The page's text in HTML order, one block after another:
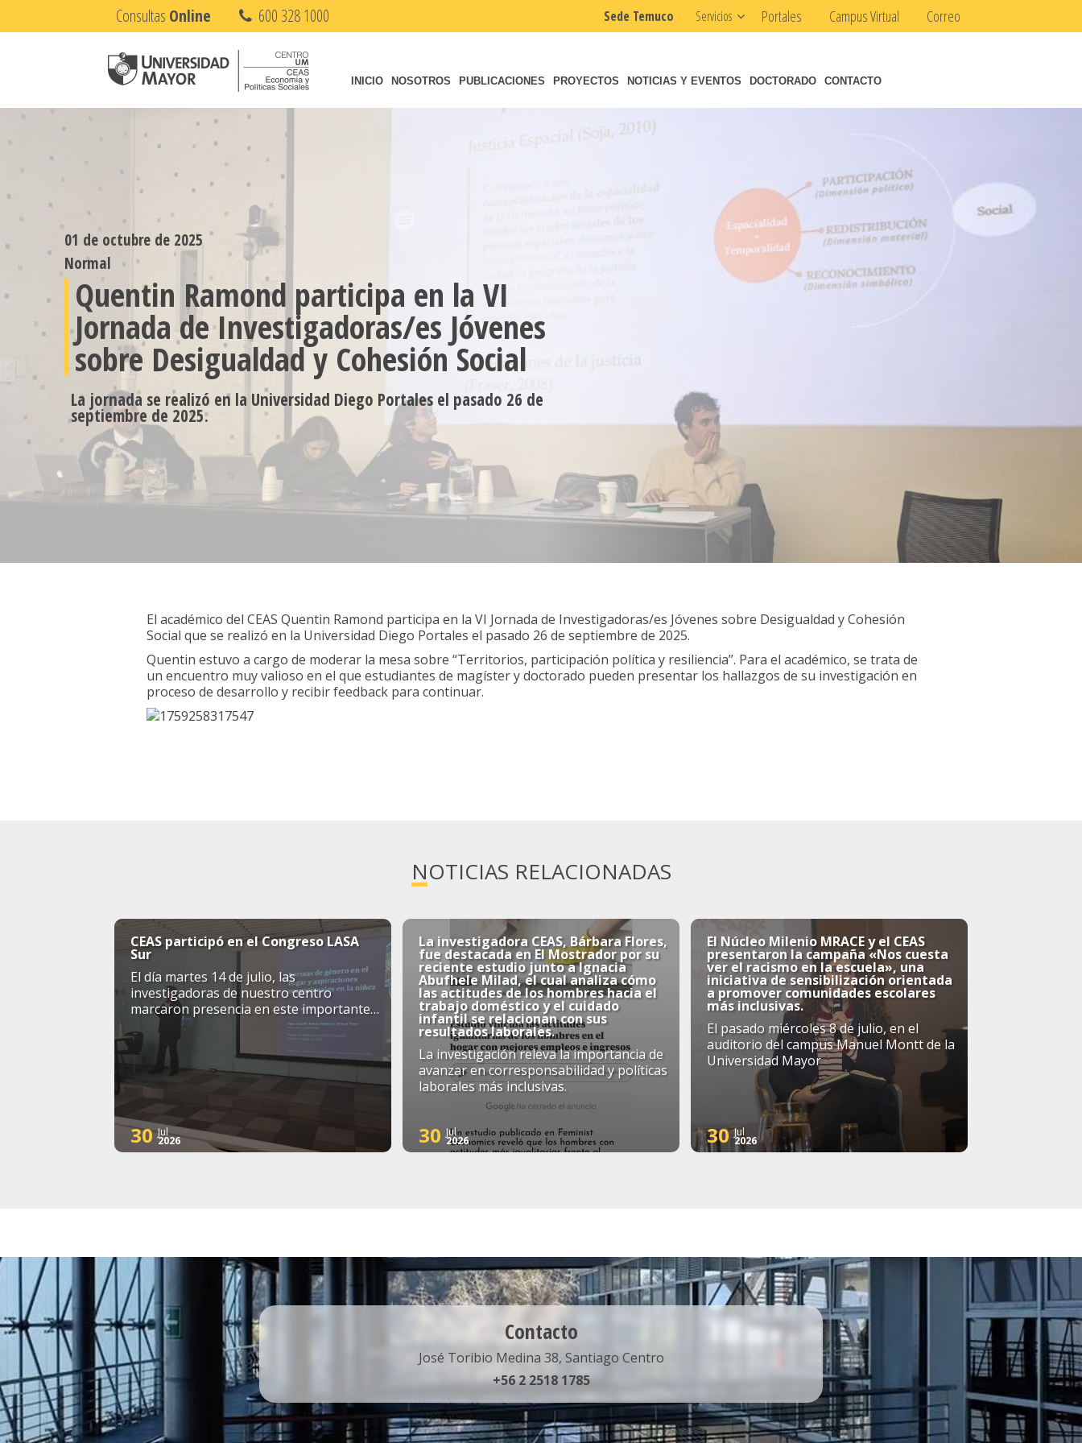
Consultas Online 600 328 1000 Sede Temuco Servicios Portales Campus Virtual Correo
INICIO NOSOTROS PUBLICACIONES PROYECTOS NOTICIAS Y EVENTOS DOCTORADO CONTACTO
01 de octubre de 2025
Normal
Quentin Ramond participa en la VI
Jornada de Investigadoras/es Jóvenes
sobre Desigualdad y Cohesión Social
La jornada se realizó en la Universidad Diego Portales el pasado 26 de
septiembre de 2025.
El académico del CEAS Quentin Ramond participa en la VI Jornada de Investigadoras/es Jóvenes sobre Desigualdad y Cohesión
Social que se realizó en la Universidad Diego Portales el pasado 26 de septiembre de 2025.
Quentin estuvo a cargo de moderar la mesa sobre “Territorios, participación política y resiliencia”. Para el académico, se trata de
un encuentro muy valioso en el que estudiantes de magíster y doctorado pueden presentar los hallazgos de su investigación en
proceso de desarrollo y recibir feedback para continuar.
NOTICIAS RELACIONADAS
CEAS participó en el Congreso LASA
Sur
El día martes 14 de julio, las
investigadoras de nuestro centro
marcaron presencia en este importante
simposio internacional
30 Jul
2026
La investigadora CEAS, Bárbara Flores,
fue destacada en El Mostrador por su
reciente estudio junto a Ignacia
Abufhele Milad, el cual analiza cómo
las actitudes de los hombres hacia el
trabajo doméstico y el cuidado
infantil se relacionan con sus
resultados laborales.
La investigación releva la importancia de
avanzar en corresponsabilidad y políticas
laborales más inclusivas.
30 Jul
2026
El Núcleo Milenio MRACE y el CEAS
presentaron la campaña «Nos cuesta
ver el racismo en la escuela», una
iniciativa de sensibilización orientada
a promover comunidades escolares
más inclusivas.
El pasado miércoles 8 de julio, en el
auditorio del campus Manuel Montt de la
Universidad Mayor
30 Jul
2026
Contacto
José Toribio Medina 38, Santiago Centro
+56 2 2518 1785